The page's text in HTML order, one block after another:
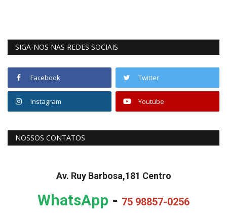
SIGA-NOS NAS REDES SOCIAIS
Facebook Twitter
Instagram Youtube
NOSSOS CONTATOS
Av. Ruy Barbosa,181 Centro
WhatsApp - 75 98857-0256